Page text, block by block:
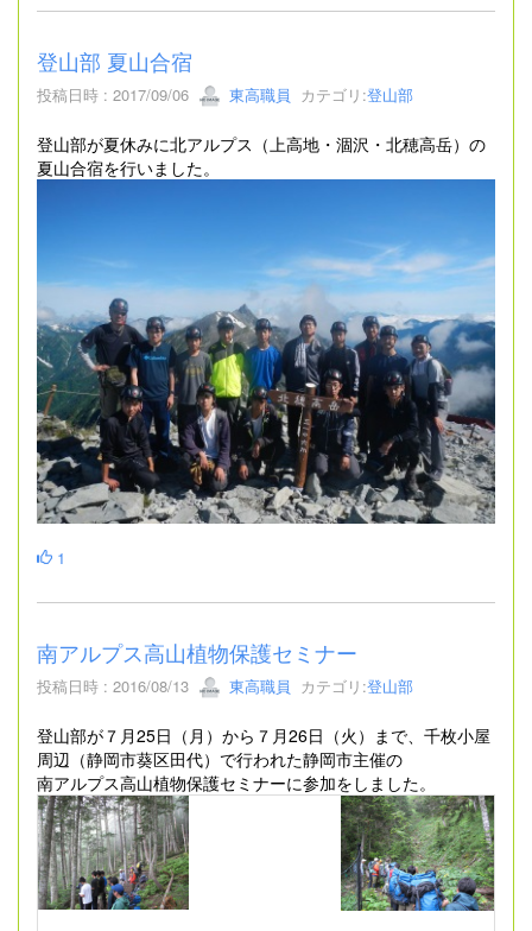
登山部 夏山合宿
投稿日時 : 2017/09/06 東高職員 カテゴリ:登山部
登山部が夏休みに北アルプス（上高地・涸沢・北穂高岳）の
夏山合宿を行いました。
1
南アルプス高山植物保護セミナー
投稿日時 : 2016/08/13 東高職員 カテゴリ:登山部
登山部が７月25日（月）から７月26日（火）まで、千枚小屋
周辺（静岡市葵区田代）で行われた静岡市主催の
南アルプス高山植物保護セミナーに参加をしました。